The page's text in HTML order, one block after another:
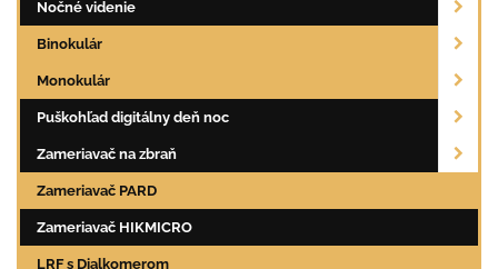
Nočné videnie
Binokulár
Monokulár
Puškohľad digitálny deň noc
Zameriavač na zbraň
Zameriavač PARD
Zameriavač HIKMICRO
LRF s Dialkomerom